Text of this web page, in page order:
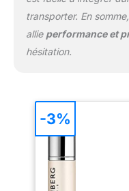
transporter. En
allie performance et
hésitation.
-3%